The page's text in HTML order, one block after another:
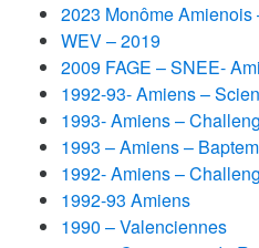
2023 Monôme Amienois
WEV – 2019
2009 FAGE – SNEE-
1992-93- Amiens –
1993- Amiens –
1993 – Amiens –
1992- Amiens –
1992-93 Amiens
1990 – Valenciennes